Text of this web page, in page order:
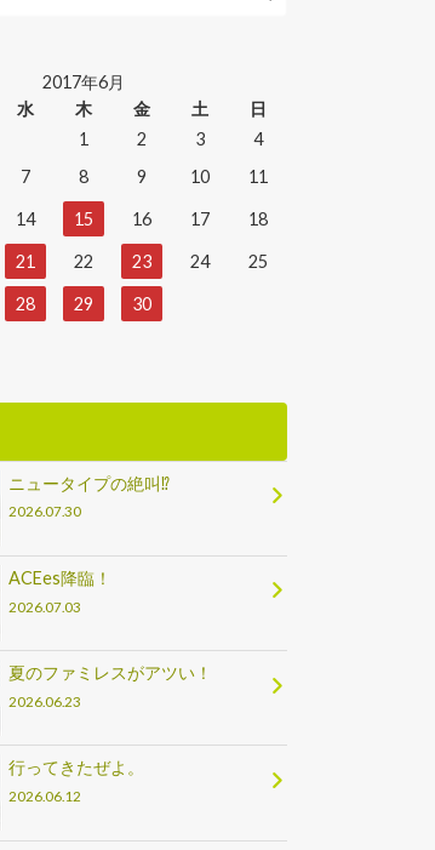
2017年6月
水 木 金 土
日
1
2 3
4
7 8 9 10 11
14 15 16 17 18
21 22 23 24 25
28 29
30
ニュータイプの絶叫⁉
2026.07.30
ACEes降臨！
2026.07.03
夏のファミレスがアツい！
2026.06.23
行ってきたぜよ。
2026.06.12